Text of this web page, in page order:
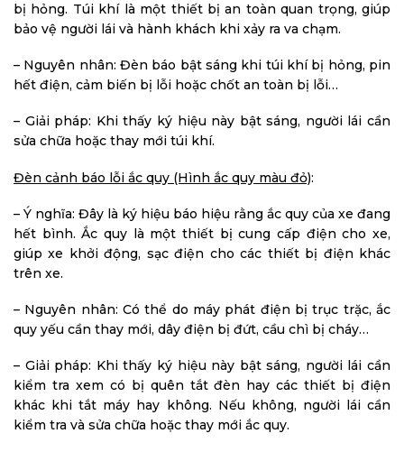
bị hỏng. Túi khí là một thiết bị an toàn quan trọng, giúp
bảo vệ người lái và hành khách khi xảy ra va chạm.
– Nguyên nhân: Đèn báo bật sáng khi túi khí bị hỏng, pin
hết điện, cảm biến bị lỗi hoặc chốt an toàn bị lỗi…
– Giải pháp: Khi thấy ký hiệu này bật sáng, người lái cần
sửa chữa hoặc thay mới túi khí.
Đèn cảnh báo lỗi ắc quy (Hình ắc quy màu đỏ):
– Ý nghĩa: Đây là ký hiệu báo hiệu rằng ắc quy của xe đang
hết bình. Ắc quy là một thiết bị cung cấp điện cho xe,
giúp xe khởi động, sạc điện cho các thiết bị điện khác
trên xe.
– Nguyên nhân: Có thể do máy phát điện bị trục trặc, ắc
quy yếu cần thay mới, dây điện bị đứt, cầu chì bị cháy…
– Giải pháp: Khi thấy ký hiệu này bật sáng, người lái cần
kiểm tra xem có bị quên tắt đèn hay các thiết bị điện
khác khi tắt máy hay không. Nếu không, người lái cần
kiểm tra và sửa chữa hoặc thay mới ắc quy.